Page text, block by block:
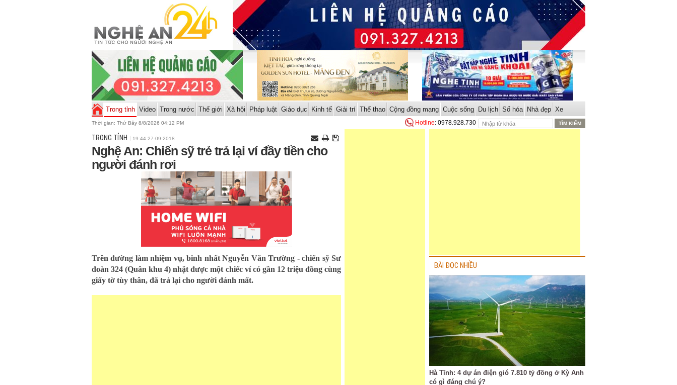
Trong tỉnh Video Trong nước Thế giới Xã hội Pháp luật Giáo dục Kinh tế Giải trí Thể thao Cộng đồng mạng Cuộc sống Du lịch Số hóa Nhà đẹp Xe
Thời gian: Thứ Bảy 8/8/2026 04:12 PM Hotline: 0978.928.730
TRONG TỈNH 19:44 27-09-2018
Nghệ An: Chiến sỹ trẻ trả lại ví đầy tiền cho
người đánh rơi
Trên đường làm nhiệm vụ, binh nhất Nguyễn Văn Trường - chiến sỹ Sư
đoàn 324 (Quân khu 4) nhặt được một chiếc ví có gần 12 triệu đồng cùng
giấy tờ tùy thân, đã trả lại cho người đánh mất.
BÀI ĐỌC NHIỀU
Hà Tĩnh: 4 dự án điện gió 7.810 tỷ đồng ở Kỳ Anh
có gì đáng chú ý?